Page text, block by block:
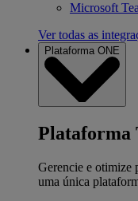
Microsoft
Ver todas as
Plataforma ONE
Plataforma
Gerencie e otimize
uma única